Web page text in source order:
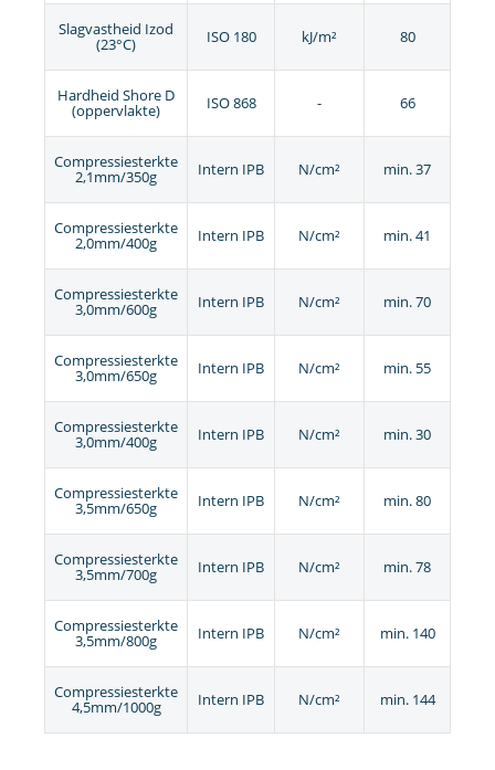
Slagvastheid Izod
(23°C) ISO 180 kJ/m² 80
Hardheid Shore D
(oppervlakte) ISO 868 - 66
Compressiesterkte
2,1mm/350g Intern IPB N/cm² min. 37
Compressiesterkte
2,0mm/400g Intern IPB N/cm² min. 41
Compressiesterkte
3,0mm/600g Intern IPB N/cm² min. 70
Compressiesterkte
3,0mm/650g Intern IPB N/cm² min. 55
Compressiesterkte
3,0mm/400g Intern IPB N/cm² min. 30
Compressiesterkte
3,5mm/650g Intern IPB N/cm² min. 80
Compressiesterkte
3,5mm/700g Intern IPB N/cm² min. 78
Compressiesterkte
3,5mm/800g Intern IPB N/cm² min. 140
Compressiesterkte
4,5mm/1000g Intern IPB N/cm² min. 144